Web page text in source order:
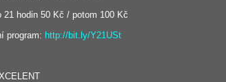
21 hodin 50 Kč / potom 100 Kč
program: http://bit.ly/Y21USt